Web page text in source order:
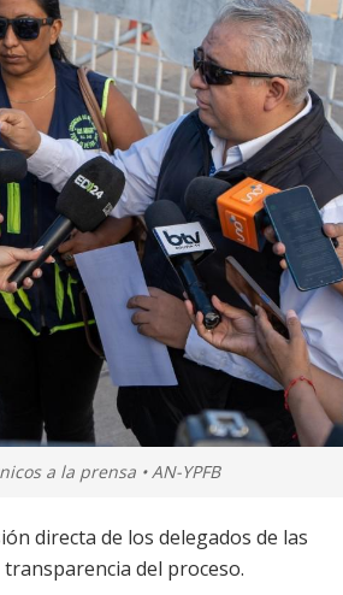
a la prensa • AN-YPFB
directa de los delegados de las
del proceso.